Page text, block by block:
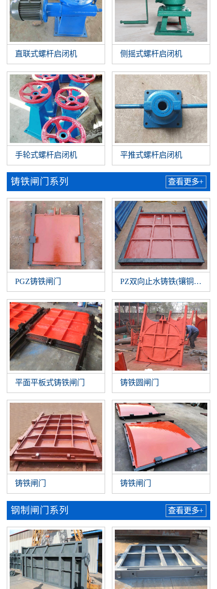
直联式螺杆启闭机 侧摇式螺杆启闭机
手轮式螺杆启闭机 平推式螺杆启闭机
铸铁闸门系列 查看更多+
PGZ铸铁闸门 PZ双向止水铸铁(镶铜)闸门
平面平板式铸铁闸门 铸铁圆闸门
铸铁闸门 铸铁闸门
钢制闸门系列 查看更多+